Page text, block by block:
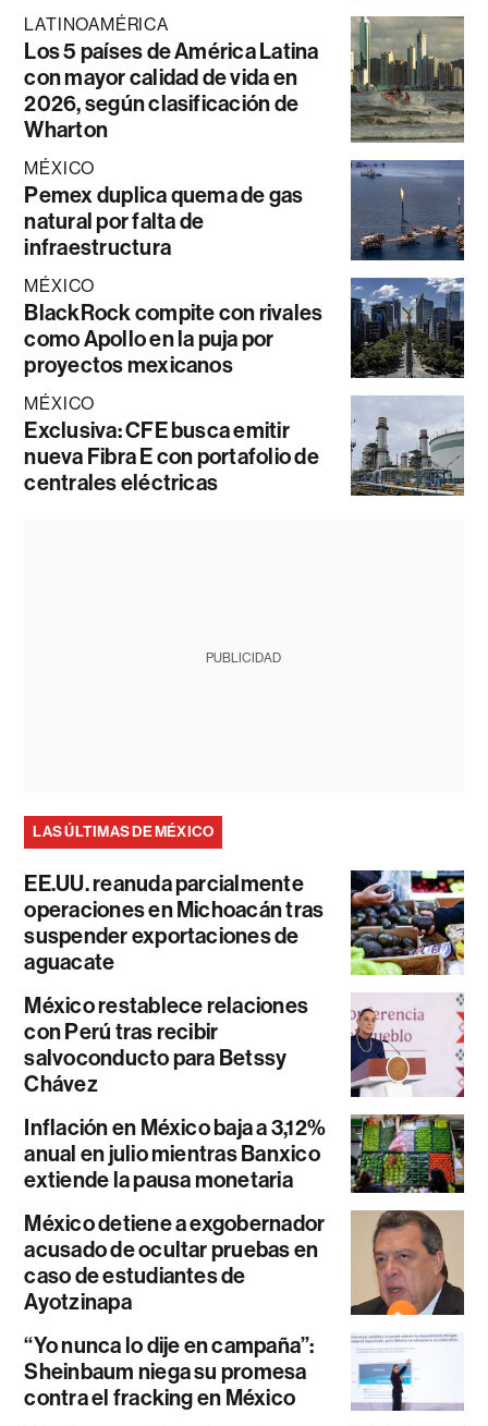
LATINOAMÉRICA
Los 5 países de América Latina
con mayor calidad de vida en
2026, según clasificación de
Wharton
MÉXICO
Pemex duplica quema de gas
natural por falta de
infraestructura
MÉXICO
BlackRock compite con rivales
como Apollo en la puja por
proyectos mexicanos
MÉXICO
Exclusiva: CFE busca emitir
nueva Fibra E con portafolio de
centrales eléctricas
PUBLICIDAD
LAS ÚLTIMAS DE MÉXICO
EE.UU. reanuda parcialmente
operaciones en Michoacán tras
suspender exportaciones de
aguacate
México restablece relaciones
con Perú tras recibir
salvoconducto para Betssy
Chávez
Inflación en México baja a 3,12%
anual en julio mientras Banxico
extiende la pausa monetaria
México detiene a exgobernador
acusado de ocultar pruebas en
caso de estudiantes de
Ayotzinapa
“Yo nunca lo dije en campaña”:
Sheinbaum niega su promesa
contra el fracking en México